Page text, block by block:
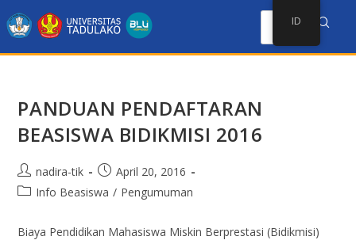
PANDUAN PENDAFTARAN
BEASISWA BIDIKMISI 2016
nadira-tik
April 20, 2016
Info Beasiswa / Pengumuman
Biaya Pendidikan Mahasiswa Miskin Berprestasi (Bidikmisi)
ID